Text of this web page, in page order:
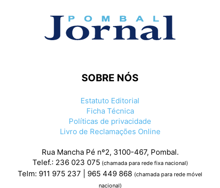
SOBRE NÓS
Estatuto Editorial
Ficha Técnica
Políticas de privacidade
Livro de Reclamações Online
Rua Mancha Pé nº2, 3100-467, Pombal.
Telef.: 236 023 075 (chamada para rede fixa nacional)
Telm: 911 975 237 | 965 449 868 (chamada para rede móvel
nacional)